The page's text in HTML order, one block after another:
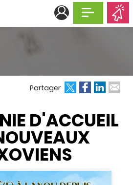
Afficher la
Partager
D'ACCUEIL